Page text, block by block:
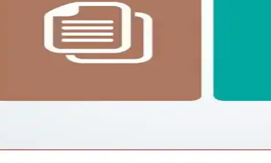
için hafif ve düzenli paketleme yöntemleri, ergonomik
OneBag Seyahat Çantası İncelemesi
bölmesiyle 3-7 günlük seyahatler için ideal. Şehir içi ve
Hafif Sırt Çantası ve Kıyafet Seçimi
Sırt Çantası Tercihi: Hava Yolu